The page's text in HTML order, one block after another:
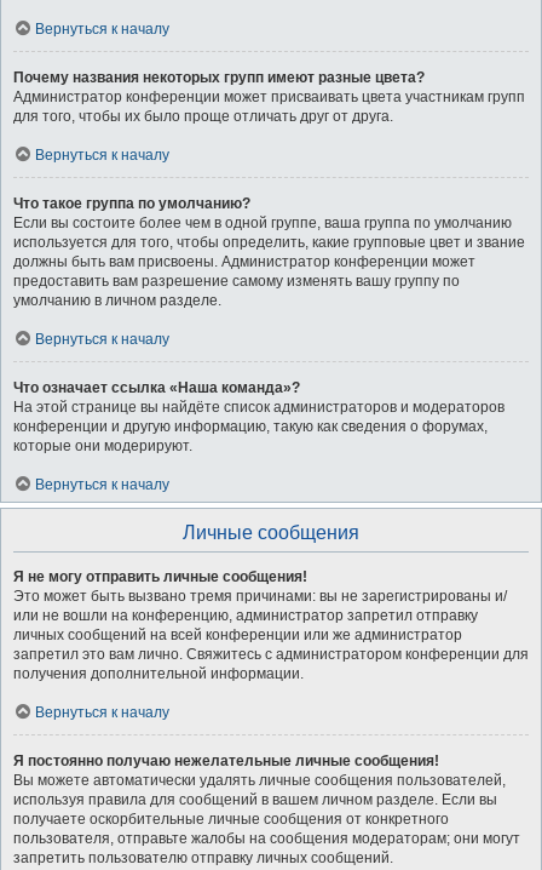
Вернуться к началу
Почему названия некоторых групп имеют разные цвета?
Администратор конференции может присваивать цвета участникам групп
для того, чтобы их было проще отличать друг от друга.
Вернуться к началу
Что такое группа по умолчанию?
Если вы состоите более чем в одной группе, ваша группа по умолчанию
используется для того, чтобы определить, какие групповые цвет и звание
должны быть вам присвоены. Администратор конференции может
предоставить вам разрешение самому изменять вашу группу по
умолчанию в личном разделе.
Вернуться к началу
Что означает ссылка «Наша команда»?
На этой странице вы найдёте список администраторов и модераторов
конференции и другую информацию, такую как сведения о форумах,
которые они модерируют.
Вернуться к началу
Личные сообщения
Я не могу отправить личные сообщения!
Это может быть вызвано тремя причинами: вы не зарегистрированы и/
или не вошли на конференцию, администратор запретил отправку
личных сообщений на всей конференции или же администратор
запретил это вам лично. Свяжитесь с администратором конференции для
получения дополнительной информации.
Вернуться к началу
Я постоянно получаю нежелательные личные сообщения!
Вы можете автоматически удалять личные сообщения пользователей,
используя правила для сообщений в вашем личном разделе. Если вы
получаете оскорбительные личные сообщения от конкретного
пользователя, отправьте жалобы на сообщения модераторам; они могут
запретить пользователю отправку личных сообщений.